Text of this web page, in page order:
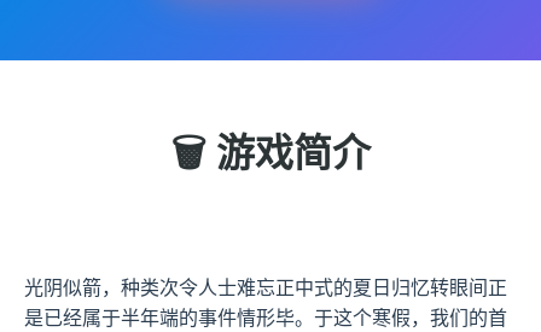
🗑️ 游戏简介
光阴似箭，种类次令人士难忘正中式的夏日归忆转眼间正
是已经属于半年端的事件情形毕。于这个寒假，我们的首